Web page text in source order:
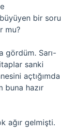
bir soru
mu?
gördüm. Sarı-
sanki
açtığımda
buna hazır
ağır gelmişti.